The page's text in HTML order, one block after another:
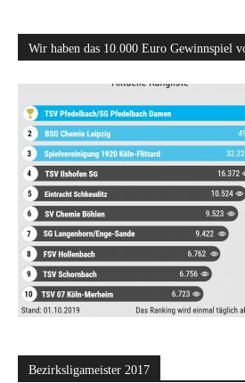
Wir haben das 10.000 Euro Gewinnspiel
Bezirksligameister 2017